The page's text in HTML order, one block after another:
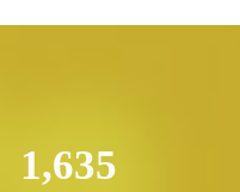
1,635